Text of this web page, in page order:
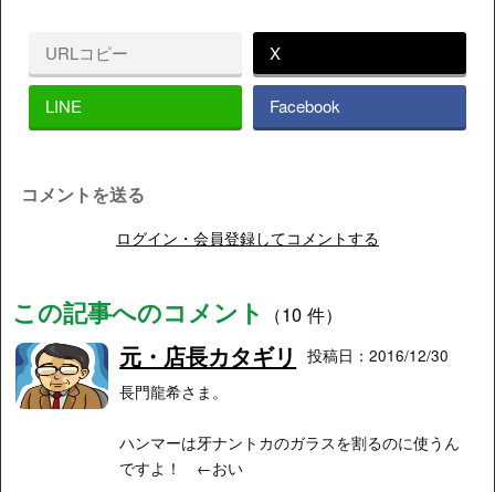
URLコピー X
LINE Facebook
コメントを送る
ログイン・会員登録してコメントする
この記事へのコメント （10 件）
元・店長カタギリ
投稿日：2016/12/30
長門龍希さま。
ハンマーは牙ナントカのガラスを割るのに使うん
ですよ！ ←おい